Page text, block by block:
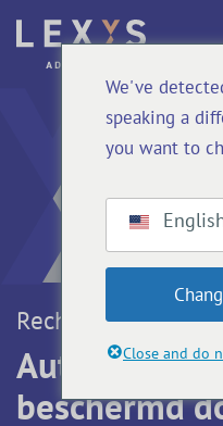
Rechtsgebieden
beschermd
We've
speaking a
you want to
Close and do